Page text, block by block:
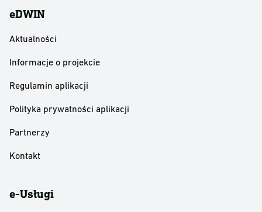
eDWIN
Aktualności
Informacje o projekcie
Regulamin aplikacji
Polityka prywatności aplikacji
Partnerzy
Kontakt
e-Usługi